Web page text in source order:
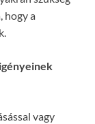
hogy a
vagy